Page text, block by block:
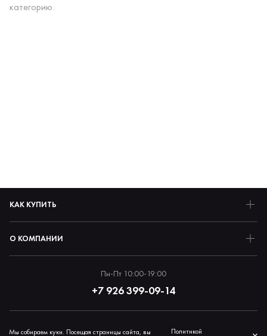
категорию.
КАК КУПИТЬ
О КОМПАНИИ
Пн-Пт 10:00-19:00
+7 926 399-09-14
Политика обработки персональных данных
Мы собираем куки. Посещая страницы сайта, вы
Политикой